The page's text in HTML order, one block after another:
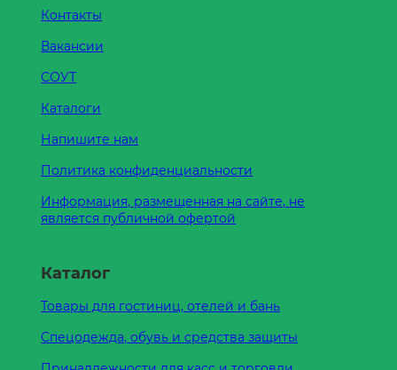
Контакты
Вакансии
СОУТ
Каталоги
Напишите нам
Политика конфиденциальности
Информация, размещенная на сайте, не
является публичной офертой
Каталог
Товары для гостиниц, отелей и бань
Спецодежда, обувь и средства защиты